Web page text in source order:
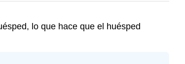
lo que hace que el huésped